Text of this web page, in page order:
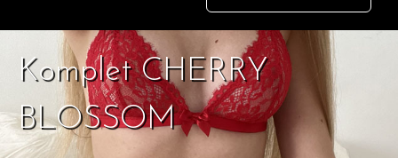
Komplet CHERRY
BLOSSOM